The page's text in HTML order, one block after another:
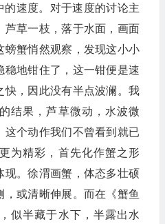
的速度。对于速度的讨论主
芦草一枝，落于水面，画面
螃蟹悄然观察，发现这小小
稳地钳住了，这一钳便是速
快，因此没有半点波澜。我
结果，芦草微动，水波微
个动作我们不曾看到就已
为精彩，首先化作蟹之形
现。徐渭画蟹，体态多壮硕
或清晰伸展。而在《蟹鱼
似半藏于水下，半露出水